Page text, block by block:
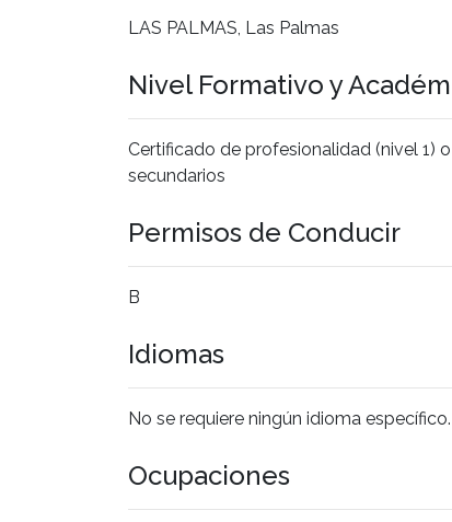
LAS PALMAS, Las Palmas
Nivel Formativo y
Certificado de profesionalidad (nivel 1)
secundarios
Permisos de Conducir
B
Idiomas
No se requiere ningún idioma específico.
Ocupaciones